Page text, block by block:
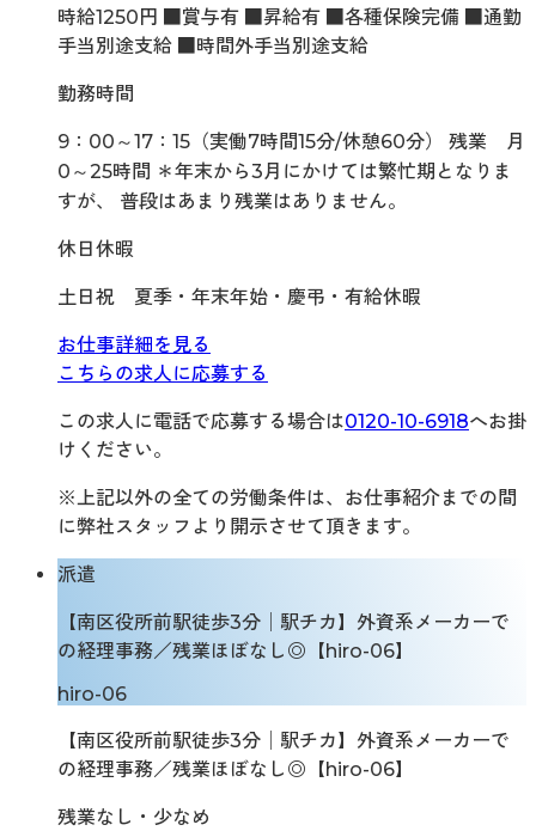
時給1250円 ■賞与有 ■昇給有 ■各種保険完備 ■通勤
手当別途支給 ■時間外手当別途支給
勤務時間
9：00～17：15（実働7時間15分/休憩60分） 残業 月
0～25時間 ＊年末から3月にかけては繁忙期となりま
すが、 普段はあまり残業はありません。
休日休暇
土日祝 夏季・年末年始・慶弔・有給休暇
お仕事詳細を見る
こちらの求人に応募する
この求人に電話で応募する場合は0120-10-6918へお掛
けください。
※上記以外の全ての労働条件は、お仕事紹介までの間
に弊社スタッフより開示させて頂きます。
派遣
【南区役所前駅徒歩3分│駅チカ】外資系メーカーで
の経理事務／残業ほぼなし◎【hiro-06】
hiro-06
【南区役所前駅徒歩3分│駅チカ】外資系メーカーで
の経理事務／残業ほぼなし◎【hiro-06】
残業なし・少なめ